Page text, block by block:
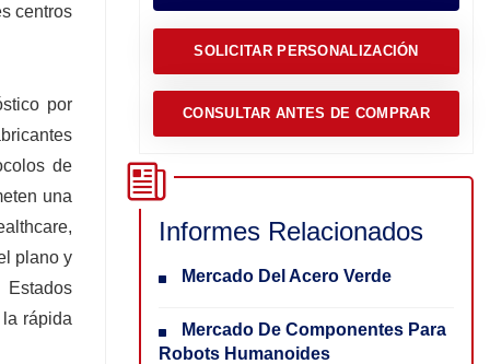
centros
por
de
una
plano y
Estados
rápida
SOLICITAR PERSONALIZACIÓN
CONSULTAR ANTES DE COMPRAR
Informes Relacionados
Mercado Del Acero Verde
Mercado De Componentes Para
Robots Humanoides